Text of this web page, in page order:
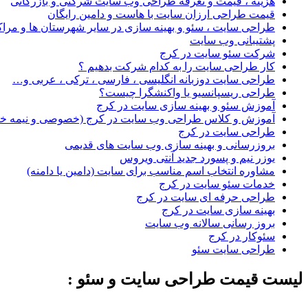
قیمت طراحی ارزان سایت با هاست و دامین رایگان
طراحی سایت ، سئو و بهینه سازی در سایر شهرستان ها و
پشتیبانی وب سایت
شرکت سئو سایت در کرج
کار طراحی سایت را به کدام شرکت بدهیم ؟
طراحی سایت دوزبانه انگلیسی ، فارسی ، ترکی ، عربی و…
طراحی ریسپانسیو یا واکنشگرا چیست؟
آموزش سئو و بهینه سازی سایت در کرج
آموزش و کلاس طراحی وب سایت در کرج (خصوصی و
طراحی سایت در کرج
بروزرسانی و بهینه سازی وب سایت های قدیمی
یوزر نیم و پسورد جدید آنتی ویروس
مشاوره انتخاب اسم مناسب برای سایت (دامین یا دامنه)
خدمات سئو سایت در کرج
طراحی حرفه ای سایت در کرج
بهینه سازی سایت در کرج
بروز رسانی سالانه وب سایت
سئوکار در کرج
طراحی سایت سئو
لیست قیمت طراحی سایت و سئو :